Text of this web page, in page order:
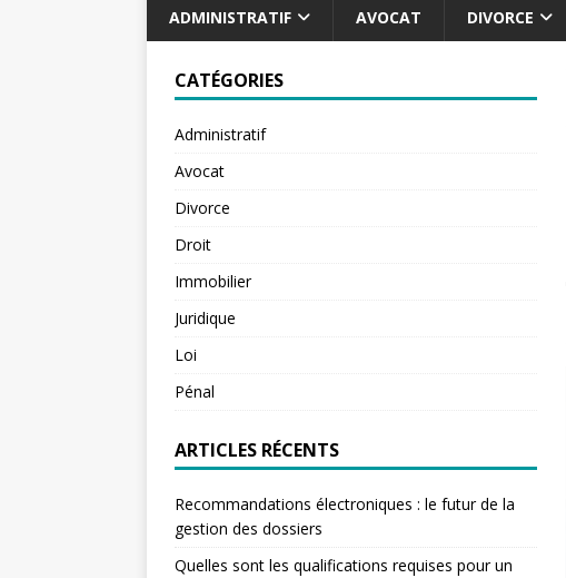
ADMINISTRATIF AVOCAT DIVORCE
CATÉGORIES
Administratif
Avocat
Divorce
Droit
Immobilier
Juridique
Loi
Pénal
ARTICLES RÉCENTS
Recommandations électroniques : le futur de la
gestion des dossiers
Quelles sont les qualifications requises pour un